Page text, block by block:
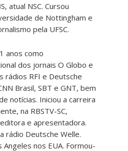
atual NSC. Cursou
de Nottingham e
pela UFSC.
anos como
dos jornais O Globo e
rádios RFI e Deutsche
Brasil, SBT e GNT, bem
notícias. Iniciou a carreira
na RBSTV-SC,
e apresentadora.
rádio Deutsche Welle.
nos EUA. Formou-